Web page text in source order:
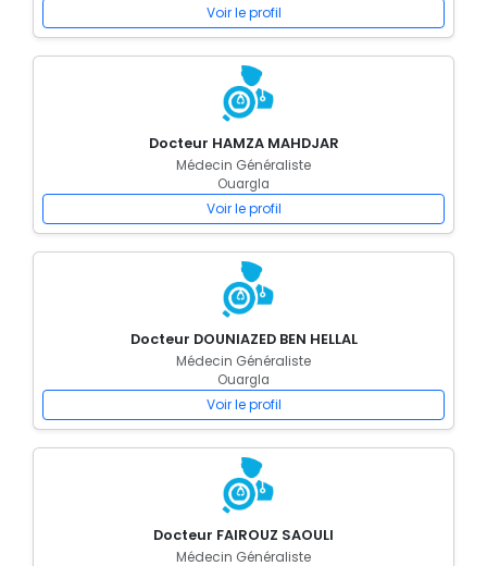
Voir le profil
Docteur HAMZA MAHDJAR
Médecin Généraliste
Ouargla
Voir le profil
Docteur DOUNIAZED BEN HELLAL
Médecin Généraliste
Ouargla
Voir le profil
Docteur FAIROUZ SAOULI
Médecin Généraliste